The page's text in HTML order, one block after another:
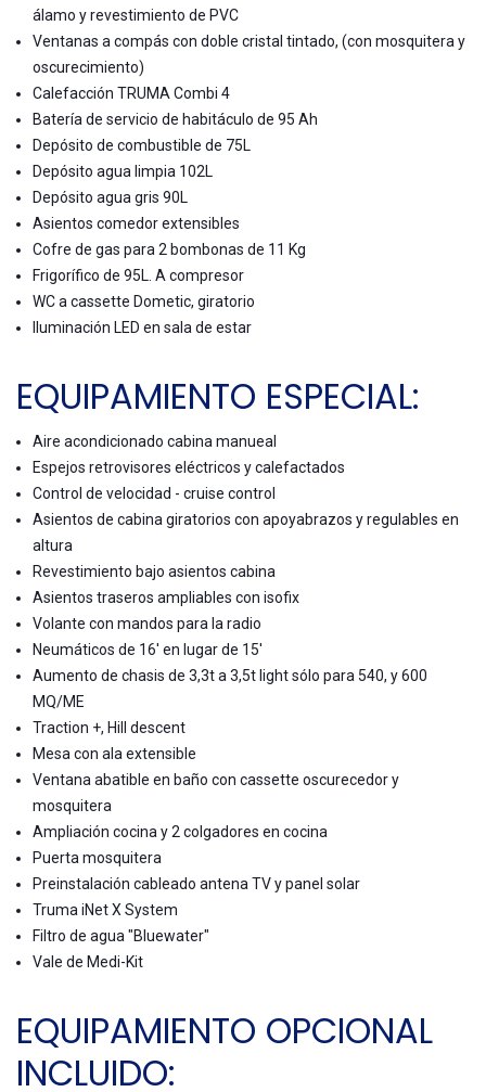
álamo y revestimiento de PVC
Ventanas a compás con doble cristal tintado, (con mosquitera y
oscurecimiento)
Calefacción TRUMA Combi 4
Batería de servicio de habitáculo de 95 Ah
Depósito de combustible de 75L
Depósito agua limpia 102L
Depósito agua gris 90L
Asientos comedor extensibles
Cofre de gas para 2 bombonas de 11 Kg
Frigorífico de 95L. A compresor
WC a cassette Dometic, giratorio
Iluminación LED en sala de estar
EQUIPAMIENTO ESPECIAL:
Aire acondicionado cabina manueal
Espejos retrovisores eléctricos y calefactados
Control de velocidad - cruise control
Asientos de cabina giratorios con apoyabrazos y regulables en
altura
Revestimiento bajo asientos cabina
Asientos traseros ampliables con isofix
Volante con mandos para la radio
Neumáticos de 16' en lugar de 15'
Aumento de chasis de 3,3t a 3,5t light sólo para 540, y 600
MQ/ME
Traction +, Hill descent
Mesa con ala extensible
Ventana abatible en baño con cassette oscurecedor y
mosquitera
Ampliación cocina y 2 colgadores en cocina
Puerta mosquitera
Preinstalación cableado antena TV y panel solar
Truma iNet X System
Filtro de agua "Bluewater"
Vale de Medi-Kit
EQUIPAMIENTO OPCIONAL
INCLUIDO: